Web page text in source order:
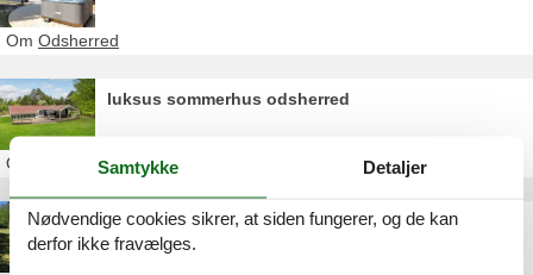
Om Odsherred
luksus sommerhus odsherred
Om Odsherred
lille sommerhus odsherred leje
Samtykke Detaljer
Nødvendige cookies sikrer, at siden fungerer, og de kan
derfor ikke fravælges.